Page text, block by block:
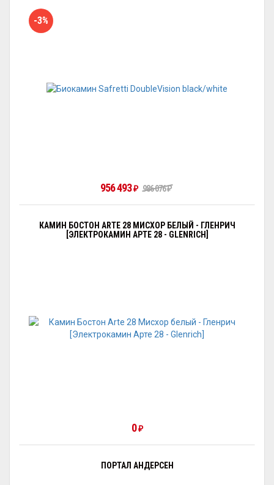
-3%
956 493₽ 986 076₽
КАМИН БОСТОН ARTE 28 МИСХОР БЕЛЫЙ - ГЛЕНРИЧ
[ЭЛЕКТРОКАМИН АРТЕ 28 - GLENRICH]
0₽
ПОРТАЛ АНДЕРСЕН